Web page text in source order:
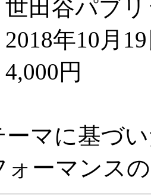
田谷パブリ
年10月
円
マに基づ
ォーマンス